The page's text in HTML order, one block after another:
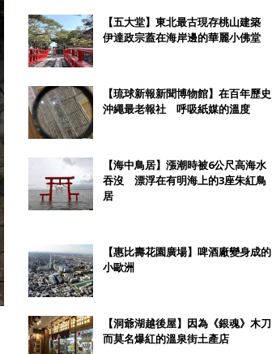
【五大堂】東北最古現存桃山建築
伊達政宗蓋在海岸邊的華麗小佛堂
【琉球新報新聞博物館】在百年歷史
沖繩最老報社 呼吸紙媒的溫度
【海中鳥居】漲潮時被6公尺高海水
吞沒 漂浮在有明海上的3座朱紅鳥
居
【惠比壽花園廣場】啤酒廠變身成的
小歐洲
【洞爺湖越後屋】因為《銀魂》木刀
而莫名爆紅的溫泉街土產店